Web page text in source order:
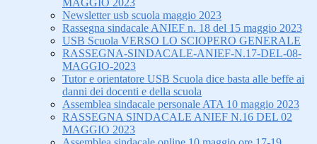
MAGGIO 2023
Newsletter usb scuola maggio 2023
Rassegna sindacale ANIEF n. 18 del 15 maggio 2023
USB Scuola VERSO LO SCIOPERO GENERALE
RASSEGNA-SINDACALE-ANIEF-N.17-DEL-08-
MAGGIO-2023
Tutor e orientatore USB Scuola dice basta alle beffe ai
danni dei docenti e della scuola
Assemblea sindacale personale ATA 10 maggio 2023
RASSEGNA SINDACALE ANIEF N.16 DEL 02
MAGGIO 2023